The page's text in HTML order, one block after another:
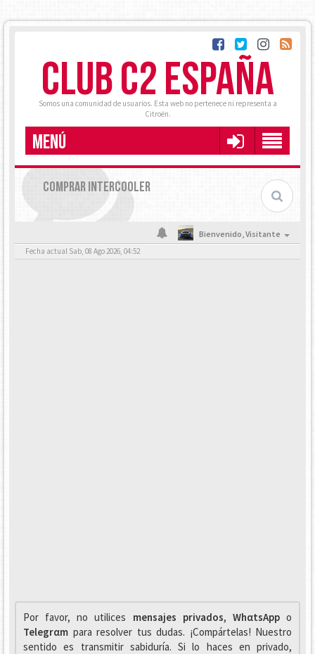
CLUB C2 ESPAÑA
Somos una comunidad de usuarios. Esta web no pertenece ni representa a
Citroën.
MENÚ
COMPRAR INTERCOOLER
Bienvenido,Visitante
Fecha actual Sab, 08 Ago 2026, 04:52
Por favor, no utilices mensajes privados, WhαtsAppo
Telegrαm para resolver tus dudas. ¡Compártelas! Nuestro
sentido es transmitir sabiduría. Si lo haces en privado,